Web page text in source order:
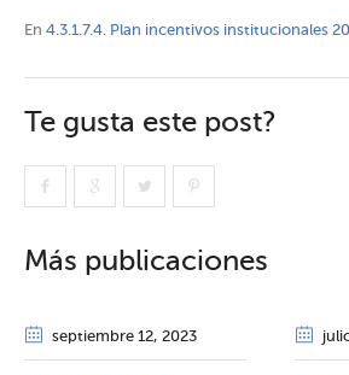
En 4.3.1.7.4. Plan incentivos institucionales
Te gusta este post?
Más publicaciones
septiembre 12, 2023